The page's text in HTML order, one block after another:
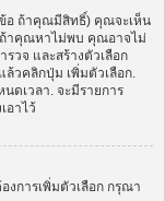
อ ถ้าคุณมีสิทธิ์) คุณจะเห็น
าคุณหาไม่พบ คุณอาจไม่
วจ และสร้างตัวเลือก
ล้วคลิกปุ่ม เพิ่มตัวเลือก.
ดเวลา. จะมีรายการ
อาไว้
การเพิ่มตัวเลือก กรุณา